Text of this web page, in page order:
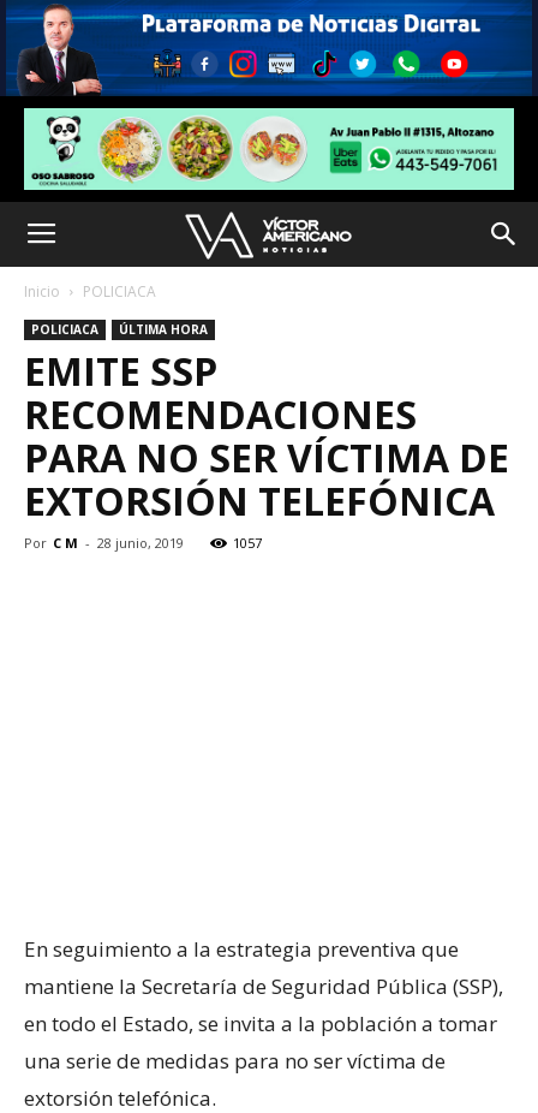
Inicio POLICIACA
POLICIACA ÚLTIMA HORA
EMITE SSP
RECOMENDACIONES
PARA NO SER VÍCTIMA DE
EXTORSIÓN TELEFÓNICA
Por C M - 28 junio, 2019 1057
En seguimiento a la estrategia preventiva que
mantiene la Secretaría de Seguridad Pública (SSP),
en todo el Estado, se invita a la población a tomar
una serie de medidas para no ser víctima de
extorsión telefónica.